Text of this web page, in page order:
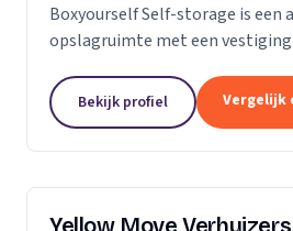
Boxyourself Self-storage is een
opslagruimte met een
Bekijk profiel Vergelijk
Yellow Move